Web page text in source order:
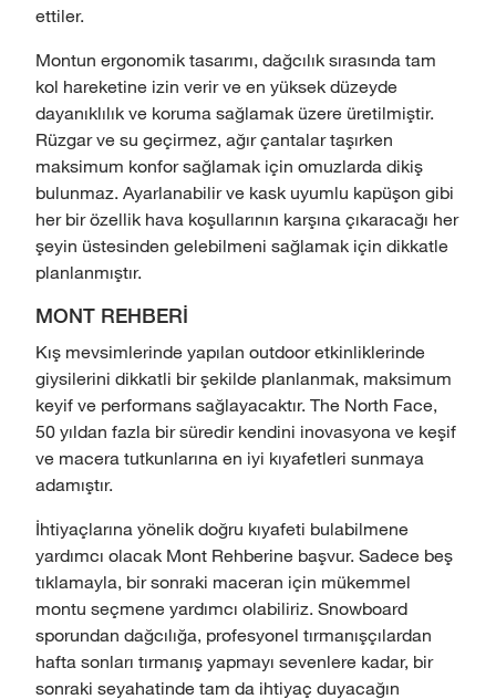
ettiler.
Montun ergonomik tasarımı, dağcılık sırasında tam
kol hareketine izin verir ve en yüksek düzeyde
dayanıklılık ve koruma sağlamak üzere üretilmiştir.
Rüzgar ve su geçirmez, ağır çantalar taşırken
maksimum konfor sağlamak için omuzlarda dikiş
bulunmaz. Ayarlanabilir ve kask uyumlu kapüşon gibi
her bir özellik hava koşullarının karşına çıkaracağı her
şeyin üstesinden gelebilmeni sağlamak için dikkatle
planlanmıştır.
MONT REHBERİ
Kış mevsimlerinde yapılan outdoor etkinliklerinde
giysilerini dikkatli bir şekilde planlanmak, maksimum
keyif ve performans sağlayacaktır. The North Face,
50 yıldan fazla bir süredir kendini inovasyona ve keşif
ve macera tutkunlarına en iyi kıyafetleri sunmaya
adamıştır.
İhtiyaçlarına yönelik doğru kıyafeti bulabilmene
yardımcı olacak Mont Rehberine başvur. Sadece beş
tıklamayla, bir sonraki maceran için mükemmel
montu seçmene yardımcı olabiliriz. Snowboard
sporundan dağcılığa, profesyonel tırmanışçılardan
hafta sonları tırmanış yapmayı sevenlere kadar, bir
sonraki seyahatinde tam da ihtiyaç duyacağın